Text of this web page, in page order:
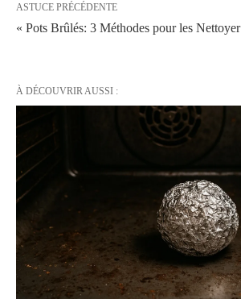
ASTUCE PRÉCÉDENTE
« Pots Brûlés: 3 Méthodes pour les Nettoyer
À DÉCOUVRIR AUSSI :